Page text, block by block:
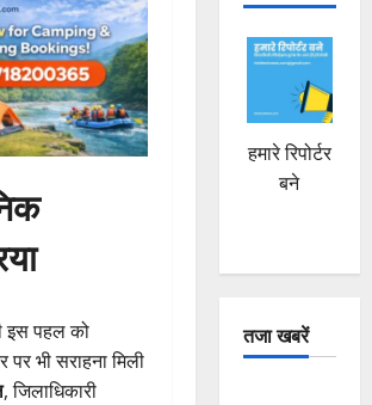
इस पहल को
भी सराहना मिली
, जिलाधिकारी
हमारे रिपोर्टर
बने
तजा खबरें